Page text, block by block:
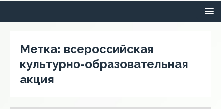
Метка: всероссийская
культурно-образовательная
акция